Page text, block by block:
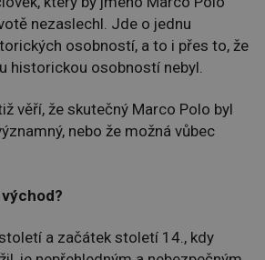
nezaslechl. Jde o jednu
osobností, a to i přes to, že
historickou osobností nebyl.
věří, že skutečný Marco Polo byl
nebo že možná vůbec
a začátek století 14., kdy